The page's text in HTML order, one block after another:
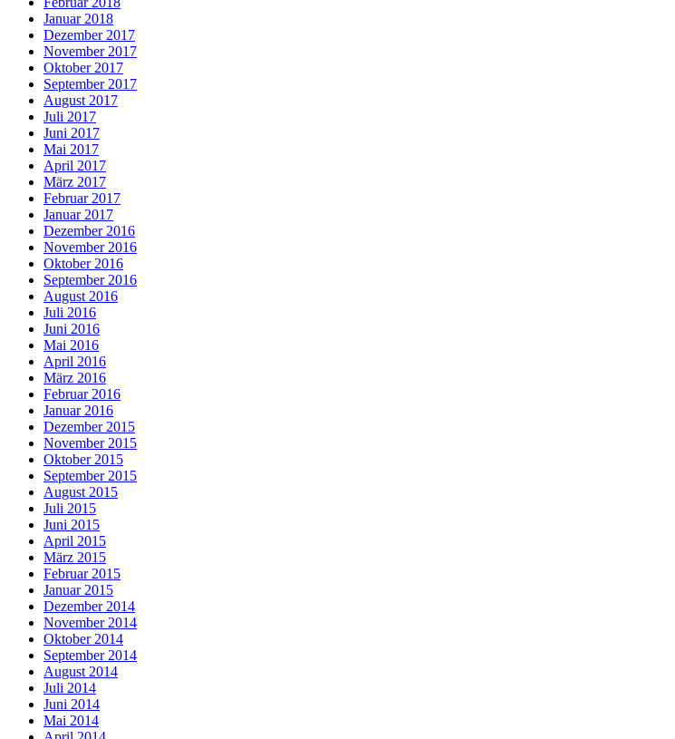
Januar 2018
Dezember 2017
November 2017
Oktober 2017
September 2017
August 2017
Juli 2017
Juni 2017
Mai 2017
April 2017
März 2017
Februar 2017
Januar 2017
Dezember 2016
November 2016
Oktober 2016
September 2016
August 2016
Juli 2016
Juni 2016
Mai 2016
April 2016
März 2016
Februar 2016
Januar 2016
Dezember 2015
November 2015
Oktober 2015
September 2015
August 2015
Juli 2015
Juni 2015
April 2015
März 2015
Februar 2015
Januar 2015
Dezember 2014
November 2014
Oktober 2014
September 2014
August 2014
Juli 2014
Juni 2014
Mai 2014